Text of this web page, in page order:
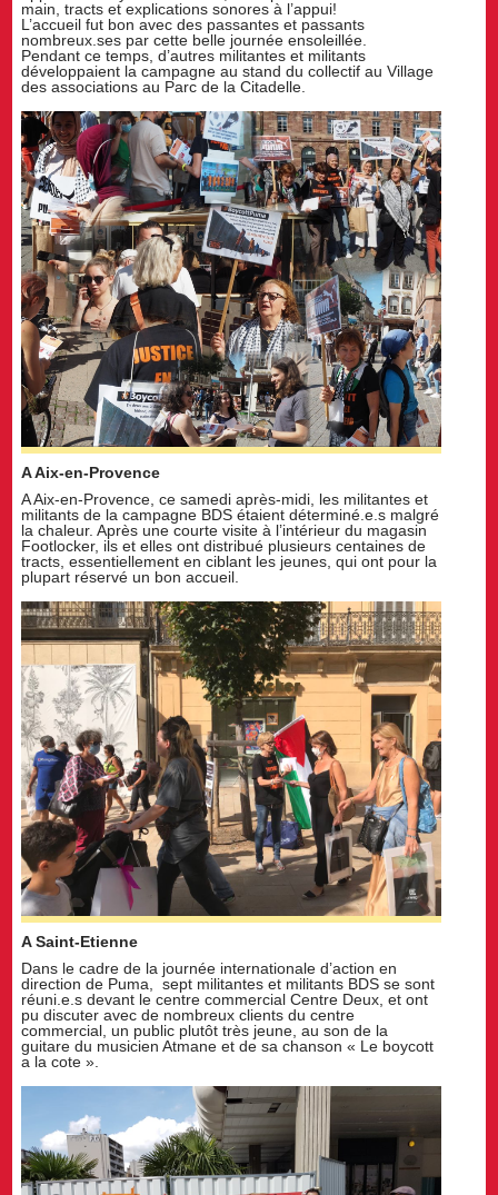
main, tracts et explications sonores à l’appui!
L’accueil fut bon avec des passantes et passants
nombreux.ses par cette belle journée ensoleillée.
Pendant ce temps, d’autres militantes et militants
développaient la campagne au stand du collectif au Village
des associations au Parc de la Citadelle.
A Aix-en-Provence
A Aix-en-Provence, ce samedi après-midi, les militantes et
militants de la campagne BDS étaient déterminé.e.s malgré
la chaleur. Après une courte visite à l’intérieur du magasin
Footlocker, ils et elles ont distribué plusieurs centaines de
tracts, essentiellement en ciblant les jeunes, qui ont pour la
plupart réservé un bon accueil.
A Saint-Etienne
Dans le cadre de la journée internationale d’action en
direction de Puma, sept militantes et militants BDS se sont
réuni.e.s devant le centre commercial Centre Deux, et ont
pu discuter avec de nombreux clients du centre
commercial, un public plutôt très jeune, au son de la
guitare du musicien Atmane et de sa chanson « Le boycott
a la cote ».